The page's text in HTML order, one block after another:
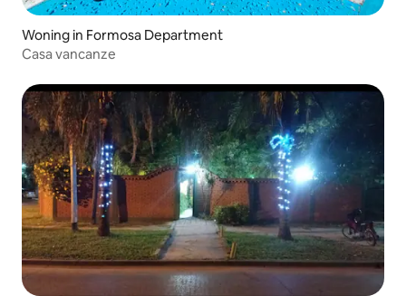
Woning in Formosa Department
Casa vancanze